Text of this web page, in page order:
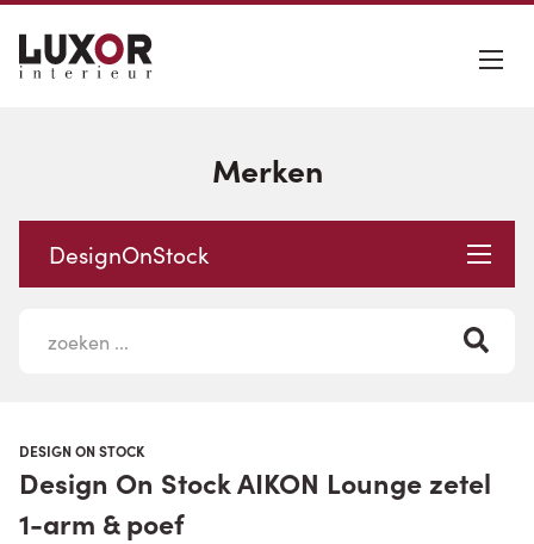
Merken
DesignOnStock
DESIGN ON STOCK
Design On Stock AIKON Lounge zetel
1-arm & poef